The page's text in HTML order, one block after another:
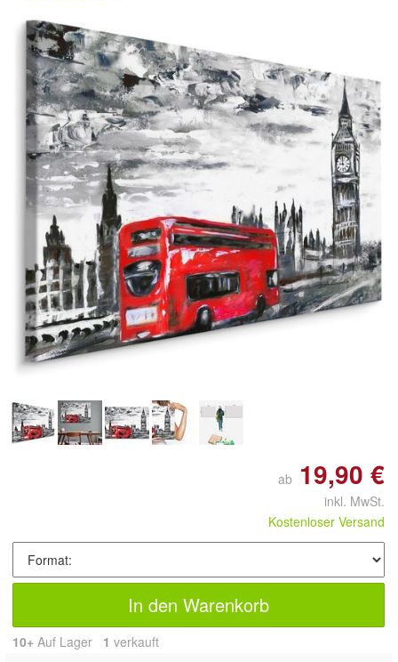
ab 19,90 €
inkl. MwSt.
Kostenloser Versand
In den Warenkorb
10+ Auf Lager 1 verkauft